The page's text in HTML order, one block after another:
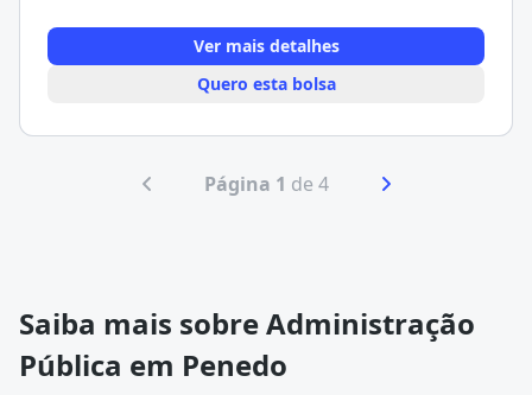
Ver mais detalhes
Quero esta bolsa
Página 1 de 4
Saiba mais sobre Administração
Pública em Penedo